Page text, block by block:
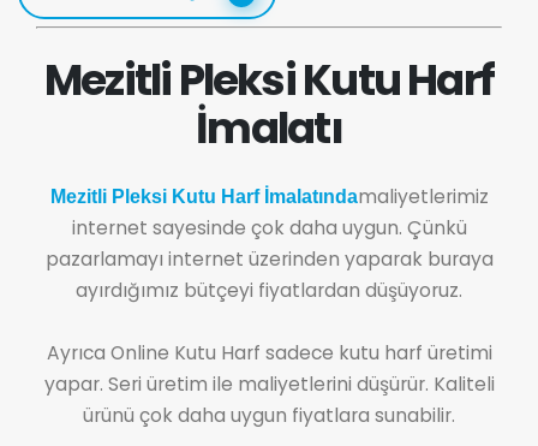
Mezitli Pleksi Kutu Harf
İmalatı
Mezitli Pleksi Kutu Harf İmalatındamaliyetlerimiz
internet sayesinde çok daha uygun. Çünkü
pazarlamayı internet üzerinden yaparak buraya
ayırdığımız bütçeyi fiyatlardan düşüyoruz.
Ayrıca Online Kutu Harf sadece kutu harf üretimi
yapar. Seri üretim ile maliyetlerini düşürür. Kaliteli
ürünü çok daha uygun fiyatlara sunabilir.